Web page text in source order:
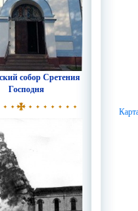
собор Сретения
Господня